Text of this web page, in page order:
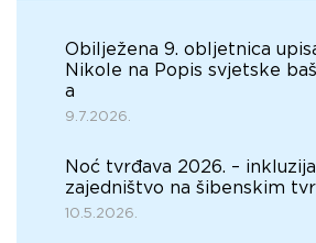
Obilježena 9. obljetnica
Nikole na Popis svjetske
a
9.7.2026.
Noć tvrđava 2026. –
zajedništvo na šibenskim
10.5.2026.